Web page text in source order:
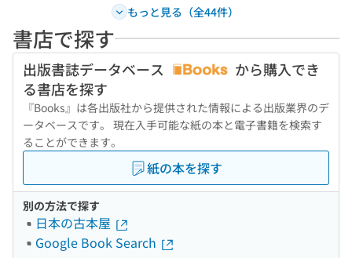
もっと見る（全44件）
書店で探す
出版書誌データベース
から購入でき
る書店を探す
『Books』は各出版社から提供された情報による出版業界のデ
ータベースです。 現在入手可能な紙の本と電子書籍を検索す
ることができます。
紙の本を探す
別の方法で探す
日本の古本屋
Google Book Search